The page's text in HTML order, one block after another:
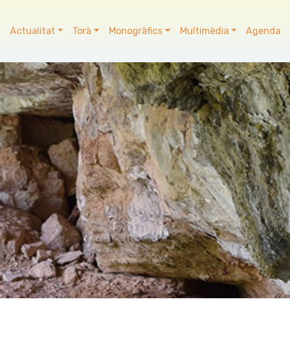
Actualitat Torà Monogràfics Multimèdia Agenda